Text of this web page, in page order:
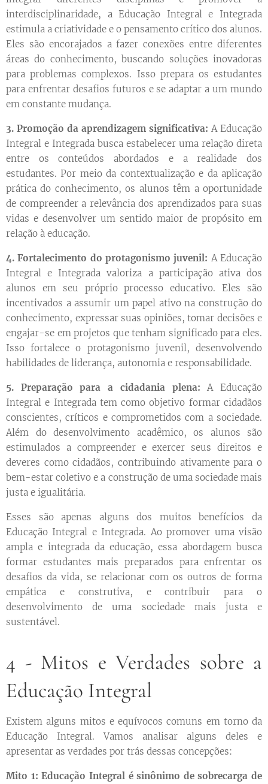
interdisciplinaridade, a Educação Integral e Integrada
estimula a criatividade e o pensamento crítico dos alunos.
Eles são encorajados a fazer conexões entre diferentes
áreas do conhecimento, buscando soluções inovadoras
para problemas complexos. Isso prepara os estudantes
para enfrentar desafios futuros e se adaptar a um mundo
em constante mudança.
3. Promoção da aprendizagem significativa: A Educação
Integral e Integrada busca estabelecer uma relação direta
entre os conteúdos abordados e a realidade dos
estudantes. Por meio da contextualização e da aplicação
prática do conhecimento, os alunos têm a oportunidade
de compreender a relevância dos aprendizados para suas
vidas e desenvolver um sentido maior de propósito em
relação à educação.
4. Fortalecimento do protagonismo juvenil: A Educação
Integral e Integrada valoriza a participação ativa dos
alunos em seu próprio processo educativo. Eles são
incentivados a assumir um papel ativo na construção do
conhecimento, expressar suas opiniões, tomar decisões e
engajar-se em projetos que tenham significado para eles.
Isso fortalece o protagonismo juvenil, desenvolvendo
habilidades de liderança, autonomia e responsabilidade.
5. Preparação para a cidadania plena: A Educação
Integral e Integrada tem como objetivo formar cidadãos
conscientes, críticos e comprometidos com a sociedade.
Além do desenvolvimento acadêmico, os alunos são
estimulados a compreender e exercer seus direitos e
deveres como cidadãos, contribuindo ativamente para o
bem-estar coletivo e a construção de uma sociedade mais
justa e igualitária.
Esses são apenas alguns dos muitos benefícios da
Educação Integral e Integrada. Ao promover uma visão
ampla e integrada da educação, essa abordagem busca
formar estudantes mais preparados para enfrentar os
desafios da vida, se relacionar com os outros de forma
empática e construtiva, e contribuir para o
desenvolvimento de uma sociedade mais justa e
sustentável.
4 - Mitos e Verdades sobre a
Educação Integral
Existem alguns mitos e equívocos comuns em torno da
Educação Integral. Vamos analisar alguns deles e
apresentar as verdades por trás dessas concepções:
Mito 1: Educação Integral é sinônimo de sobrecarga de